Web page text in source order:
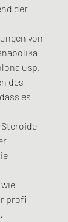
der
von
usp.
des
es
profi